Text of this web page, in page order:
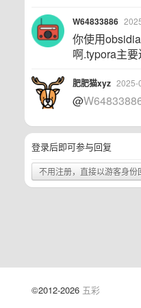
W64833886
你使用
啊.typora主
肥肥猫xyz 2025-
@
登录后即可参与回复
不用注册，直接以游客身份
©2012-2026 五彩